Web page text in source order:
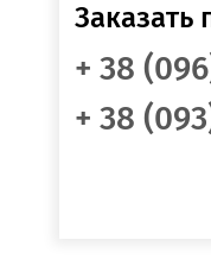
Заказать
+ 38
+ 38